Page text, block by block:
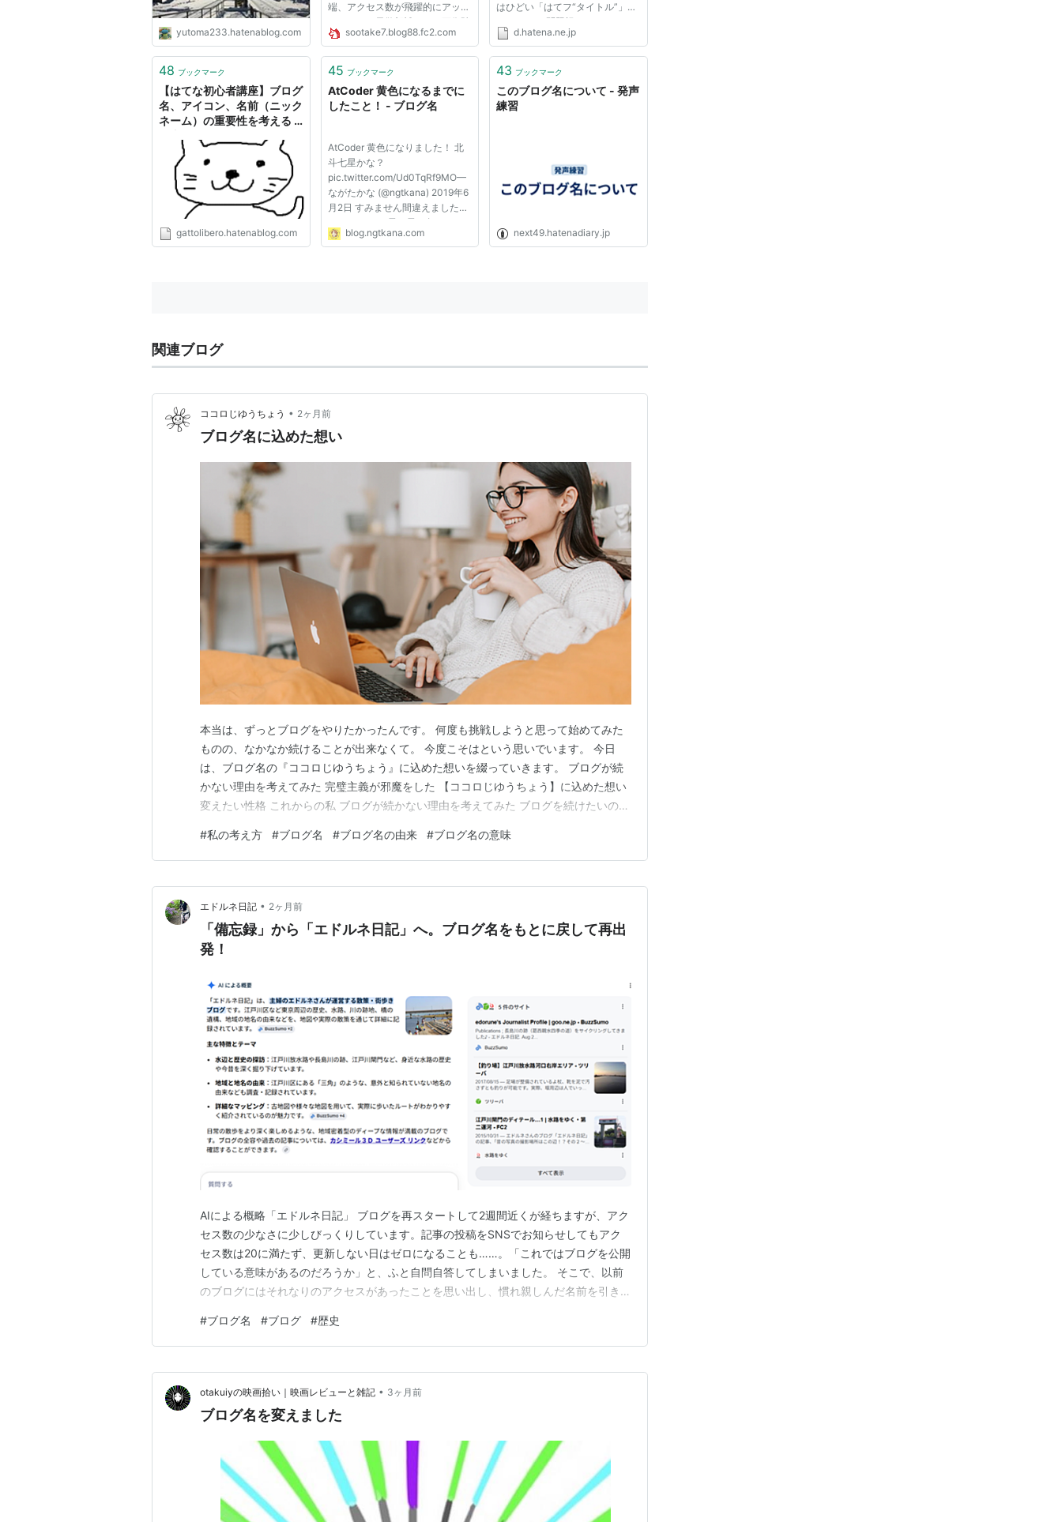
yutoma233.hatenablog.com
端、アクセス数が飛躍的にアップ
したため、元警部補のエロ画像貼
り付けはエスカレート。いつしか
ログに“転換”していった。 ワロタ
sootake7.blog88.fc2.com
はひどい「はてフ“タイトル”」で
すね などで問題視されていま
す。 僕も問題だと思っているの
タイトルの書き換えを行っていた
のです！上記記事を書いている
id:b...
d.hatena.ne.jp
48 ブックマーク
【はてな初心者講座】ブログ
名、アイコン、名前（ニック
ネーム）の重要性を考える -
gattolibero.hatenablog.com
45 ブックマーク
AtCoder 黄色になるまでに
したこと！ - ブログ名
AtCoder 黄色になりました！ 北
斗七星かな？
pic.twitter.com/Ud0TqRf9MO—
ながたかな (@ngtkana) 2019年6
月2日 すみません間違えました、
こちらです。 長い長い冬でし
た。とっても嬉しいです！
blog.ngtkana.com
43 ブックマーク
このブログ名について - 発声
練習
next49.hatenadiary.jp
関連ブログ
ココロじゆうちょう • 2ヶ月前
ブログ名に込めた想い
本当は、ずっとブログをやりたかったんです。 何度も挑戦しようと思って始めてみた
ものの、なかなか続けることが出来なくて。 今度こそはという思いでいます。 今日
は、ブログ名の『ココロじゆうちょう』に込めた想いを綴っていきます。 ブログが続
かない理由を考えてみた 完璧主義が邪魔をした 【ココロじゆうちょう】に込めた想い
変えたい性格 これからの私 ブログが続かない理由を考えてみた ブログを続けたいのに
Wordpressなどあらゆるブログに挑戦してみたものの、なかなか記事を書くことが出来
なかったんです。 書きたいなぁって思うこ…
#私の考え方 #ブログ名 #ブログ名の由来 #ブログ名の意味
エドルネ日記 • 2ヶ月前
「備忘録」から「エドルネ日記」へ。ブログ名をもとに戻して再出
発！
AIによる概略「エドルネ日記」 ブログを再スタートして2週間近くが経ちますが、アク
セス数の少なさに少しびっくりしています。記事の投稿をSNSでお知らせしてもアク
セス数は20に満たず、更新しない日はゼロになることも……。「これではブログを公開
している意味があるのだろうか」と、ふと自問自答してしまいました。 そこで、以前
のブログにはそれなりのアクセスがあったことを思い出し、慣れ親しんだ名前を引き継
「エドルネ日記」に変更します！ ところで、上記スクリーンショットは、Googleで
「エドルネ日記」と検索した際にトップに…
#ブログ名 #ブログ #歴史
otakuiyの映画拾い｜映画レビューと雑記 • 3ヶ月前
ブログ名を変えました